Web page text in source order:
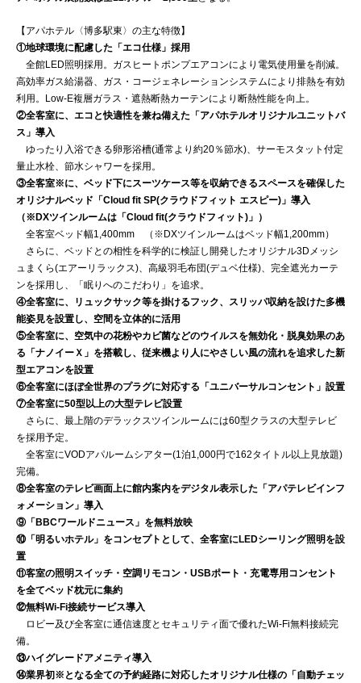
【アパホテル〈博多駅東〉の主な特徴】
①地球環境に配慮した「エコ仕様」採用
全館LED照明採用。ガスヒートポンプエアコンにより電気使用量を削減。
高効率ガス給湯器、ガス・コージェネレーションシステムにより排熱を有効
利用。Low-E複層ガラス・遮熱断熱カーテンにより断熱性能を向上。
②全客室に、エコと快適性を兼ね備えた「アパホテルオリジナルユニットバ
ス」導入
ゆったり入浴できる卵形浴槽(通常より約20％節水)、サーモスタット付定
量止水栓、節水シャワーを採用。
③全客室※に、ベッド下にスーツケース等を収納できるスペースを確保した
オリジナルベッド「Cloud fit SP(クラウドフィット エスピー)」導入
（※DXツインルームは「Cloud fit(クラウドフィット)」）
全客室ベッド幅1,400mm （※DXツインルームはベッド幅1,200mm）
さらに、ベッドとの相性を科学的に検証し開発したオリジナル3Dメッシ
ュまくら(エアーリラックス)、高級羽毛布団(デュベ仕様)、完全遮光カーテ
ンを採用し、「眠りへのこだわり」を追求。
④全客室に、リュックサック等を掛けるフック、スリッパ収納を設けた多機
能姿見を設置し、空間を立体的に活用
⑤全客室に、空気中の花粉やカビ菌などのウイルスを無効化・脱臭効果のあ
る「ナノイーＸ」を搭載し、従来機より人にやさしい風の流れを追求した新
型エアコンを設置
⑥全客室にほぼ全世界のプラグに対応する「ユニバーサルコンセント」設置
⑦全客室に50型以上の大型テレビ設置
さらに、最上階のデラックスツインルームには60型クラスの大型テレビ
を採用予定。
全客室にVODアパルームシアター(1泊1,000円で162タイトル以上見放題)
完備。
⑧全客室のテレビ画面上に館内案内をデジタル表示した「アパテレビインフ
ォメーション」導入
⑨「BBCワールドニュース」を無料放映
⑩「明るいホテル」をコンセプトとして、全客室にLEDシーリング照明を設
置
⑪客室の照明スイッチ・空調リモコン・USBポート・充電専用コンセント
を全てベッド枕元に集約
⑫無料Wi-Fi接続サービス導入
ロビー及び全客室に通信速度とセキュリティ面で優れたWi-Fi無料接続完
備。
⑬ハイグレードアメニティ導入
⑭業界初※となる全ての予約経路に対応したオリジナル仕様の「自動チェッ